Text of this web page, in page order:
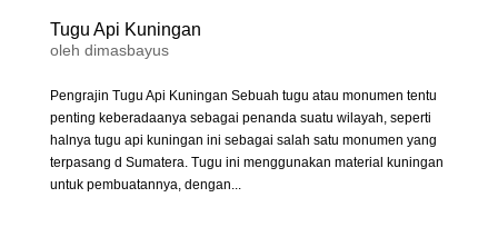
Tugu Api Kuningan
oleh dimasbayus
Pengrajin Tugu Api Kuningan Sebuah tugu atau monumen tentu
penting keberadaanya sebagai penanda suatu wilayah, seperti
halnya tugu api kuningan ini sebagai salah satu monumen yang
terpasang d Sumatera. Tugu ini menggunakan material kuningan
untuk pembuatannya, dengan...